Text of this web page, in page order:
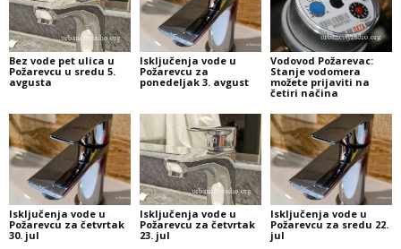
Bez vode pet ulica u
Požarevcu u sredu 5.
avgusta
Isključenja vode u
Požarevcu za
ponedeljak 3. avgust
Vodovod Požarevac:
Stanje vodomera
možete prijaviti na
četiri načina
Isključenja vode u
Požarevcu za četvrtak
30. jul
Isključenja vode u
Požarevcu za četvrtak
23. jul
Isključenja vode u
Požarevcu za sredu 22.
jul